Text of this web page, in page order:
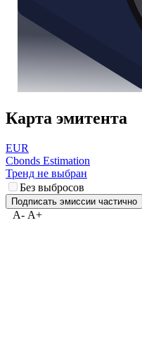
Карта эмитента
EUR
Cbonds Estimation
Тренд не выбран
Без выбросов